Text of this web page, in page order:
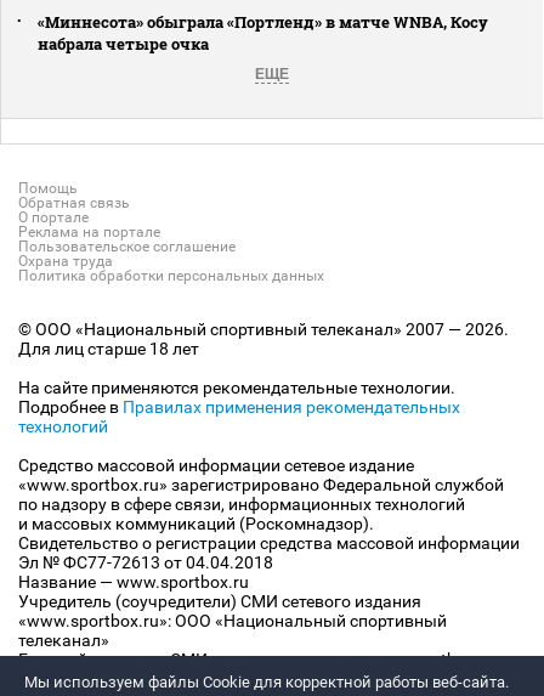
«Миннесота» обыграла «Портленд» в матче WNBA, Косу
набрала четыре очка
ЕЩЕ
Помощь
Обратная связь
О портале
Реклама на портале
Пользовательское соглашение
Охрана труда
Политика обработки персональных данных
© ООО «Национальный спортивный телеканал» 2007 — 2026.
Для лиц старше 18 лет
На сайте применяются рекомендательные технологии.
Подробнее в Правилах применения рекомендательных
технологий
Средство массовой информации сетевое издание
«www.sportbox.ru» зарегистрировано Федеральной службой
по надзору в сфере связи, информационных технологий
и массовых коммуникаций (Роскомнадзор).
Свидетельство о регистрации средства массовой информации
Эл № ФС77-72613 от 04.04.2018
Название — www.sportbox.ru
Учредитель (соучредители) СМИ сетевого издания
«www.sportbox.ru»: ООО «Национальный спортивный
телеканал»
Главный редактор СМИ сетевого издания «www.sportbox.ru»:
Конов В.А.
Мы используем файлы Сookie для корректной работы веб-сайта.